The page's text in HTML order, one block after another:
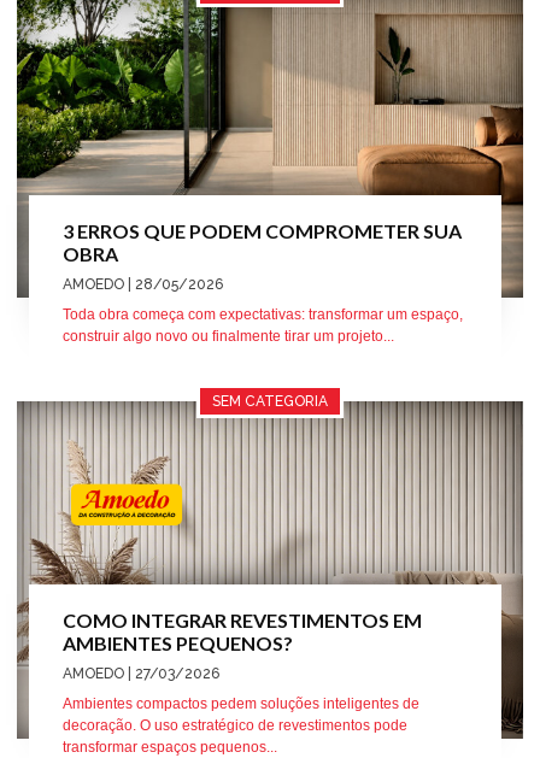
3 ERROS QUE PODEM COMPROMETER SUA
OBRA
AMOEDO | 28/05/2026
Toda obra começa com expectativas: transformar um espaço,
construir algo novo ou finalmente tirar um projeto...
SEM CATEGORIA
COMO INTEGRAR REVESTIMENTOS EM
AMBIENTES PEQUENOS?
AMOEDO | 27/03/2026
Ambientes compactos pedem soluções inteligentes de
decoração. O uso estratégico de revestimentos pode
transformar espaços pequenos...